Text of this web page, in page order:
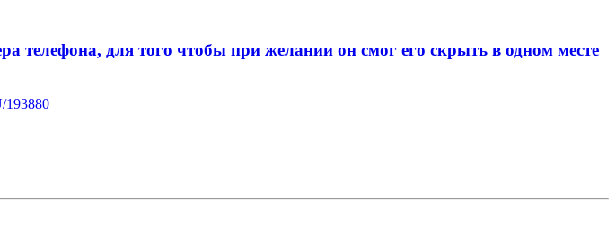
для того чтобы при желании он смог его скрыть в одном месте
193880